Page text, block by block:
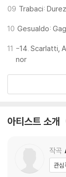
09 Trabaci:
10 Gesualdo:
11 -14. Scarlatti,
nor
아티스트 소개
작곡
관심